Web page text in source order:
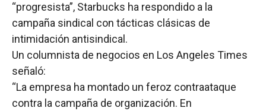
“progresista”, Starbucks ha respondido a la
campaña sindical con tácticas clásicas de
intimidación antisindical.
Un columnista de negocios en Los Angeles Times
señaló:
“La empresa ha montado un feroz contraataque
contra la campaña de organización. En